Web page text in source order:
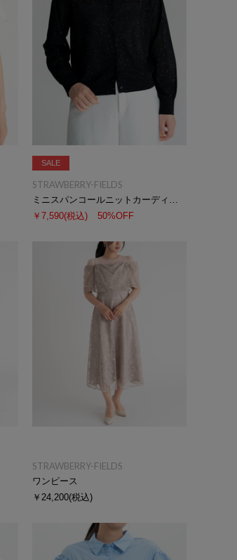
SALE
STRAWBERRY-FIELDS
ミニスパンコールニットカーディガン
￥7,590(税込) 50%OFF
STRAWBERRY-FIELDS
ワンピース
￥24,200(税込)